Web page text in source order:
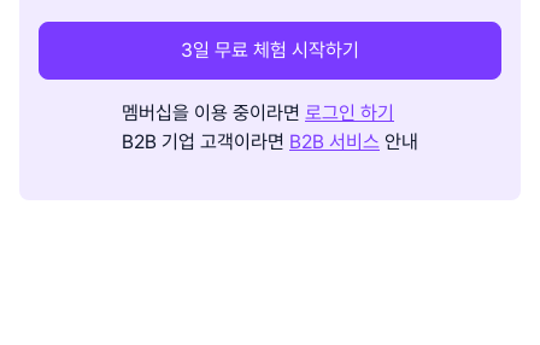
3일 무료 체험 시작하기
멤버십을 이용 중이라면 로그인 하기
B2B 기업 고객이라면 B2B 서비스 안내